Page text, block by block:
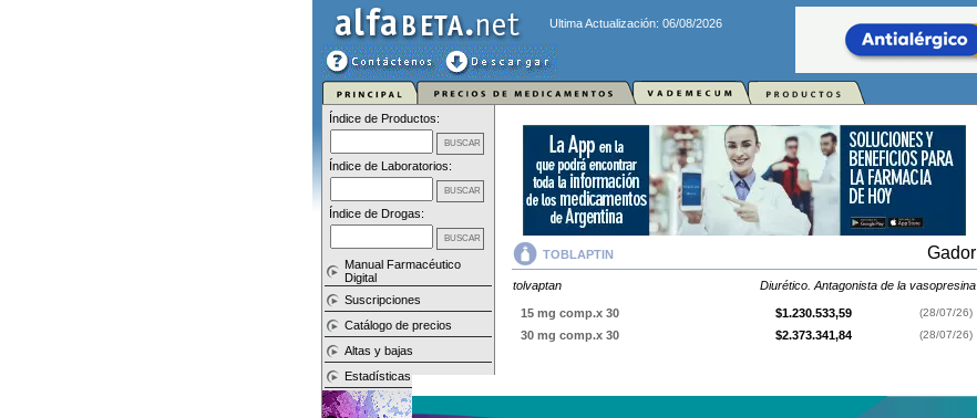
Ultima Actualización: 06/08/2026
Índice de Productos:
Índice de Laboratorios:
Índice de Drogas:
Manual Farmacéutico
Digital
Suscripciones
Catálogo de precios
Altas y bajas
Estadísticas
TOBLAPTIN Gador
tolvaptan Diurético. Antagonista de la vasopresina
15 mg comp.x 30 $1.230.533,59 (28/07/26)
30 mg comp.x 30 $2.373.341,84 (28/07/26)
Diurético. Antagonista